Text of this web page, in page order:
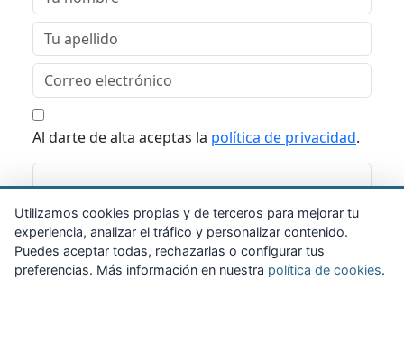
Al darte de alta aceptas la política de privacidad.
Suscribirme
Utilizamos cookies propias y de terceros para mejorar tu
experiencia, analizar el tráfico y personalizar contenido.
Puedes aceptar todas, rechazarlas o configurar tus
preferencias. Más información en nuestra política de cookies.